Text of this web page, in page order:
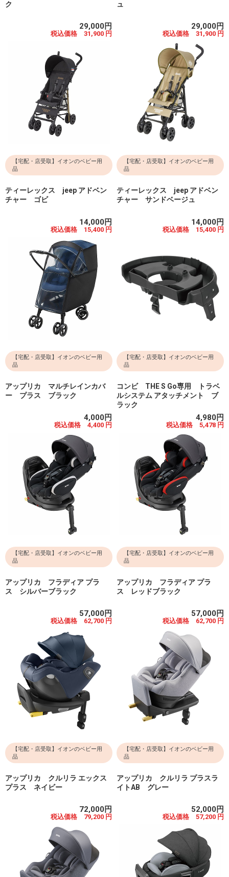
ク
29,000円
税込価格 31,900 円
ュ
29,000円
税込価格 31,900 円
【宅配・店受取】イオンのベビー用
品
ティーレックス jeep アドベン
チャー ゴビ
14,000円
税込価格 15,400 円
【宅配・店受取】イオンのベビー用
品
ティーレックス jeep アドベン
チャー サンドベージュ
14,000円
税込価格 15,400 円
【宅配・店受取】イオンのベビー用
品
アップリカ マルチレインカバ
ー プラス ブラック
4,000円
税込価格 4,400 円
【宅配・店受取】イオンのベビー用
品
コンビ THE S Go専用 トラベ
ルシステム アタッチメント ブ
ラック
4,980円
税込価格 5,478 円
【宅配・店受取】イオンのベビー用
品
アップリカ フラディア プラ
ス シルバーブラック
57,000円
税込価格 62,700 円
【宅配・店受取】イオンのベビー用
品
アップリカ フラディア プラ
ス レッドブラック
57,000円
税込価格 62,700 円
【宅配・店受取】イオンのベビー用
品
アップリカ クルリラ エックス
プラス ネイビー
72,000円
税込価格 79,200 円
【宅配・店受取】イオンのベビー用
品
アップリカ クルリラ プラスラ
イトAB グレー
52,000円
税込価格 57,200 円